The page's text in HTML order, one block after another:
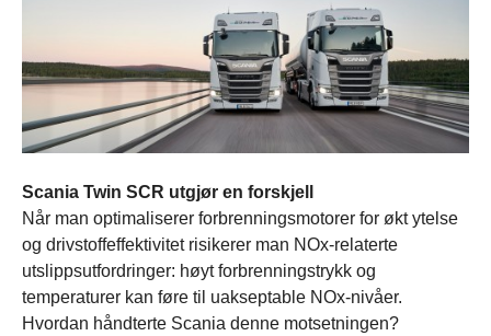
Scania Twin SCR utgjør en forskjell
Når man optimaliserer forbrenningsmotorer for økt ytelse
og drivstoffeffektivitet risikerer man NOx-relaterte
utslippsutfordringer: høyt forbrenningstrykk og
temperaturer kan føre til uakseptable NOx-nivåer.
Hvordan håndterte Scania denne motsetningen?